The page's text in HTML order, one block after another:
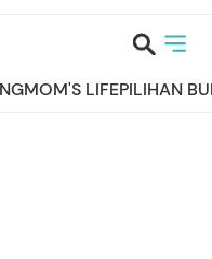
MOM'S LIFEPILIHAN